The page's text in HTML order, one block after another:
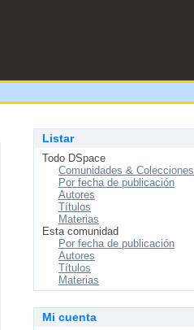
Listar
Todo DSpace
Comunidades & Colecciones
Por fecha de publicación
Autores
Títulos
Materias
Esta comunidad
Por fecha de publicación
Autores
Títulos
Materias
Mi cuenta